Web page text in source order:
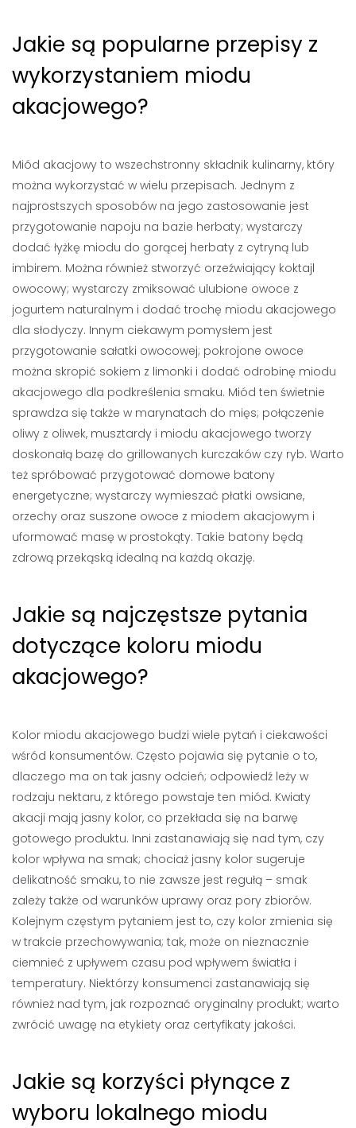
Jakie są popularne przepisy z
wykorzystaniem miodu
akacjowego?
Miód akacjowy to wszechstronny składnik kulinarny, który
można wykorzystać w wielu przepisach. Jednym z
najprostszych sposobów na jego zastosowanie jest
przygotowanie napoju na bazie herbaty; wystarczy
dodać łyżkę miodu do gorącej herbaty z cytryną lub
imbirem. Można również stworzyć orzeźwiający koktajl
owocowy; wystarczy zmiksować ulubione owoce z
jogurtem naturalnym i dodać trochę miodu akacjowego
dla słodyczy. Innym ciekawym pomysłem jest
przygotowanie sałatki owocowej; pokrojone owoce
można skropić sokiem z limonki i dodać odrobinę miodu
akacjowego dla podkreślenia smaku. Miód ten świetnie
sprawdza się także w marynatach do mięs; połączenie
oliwy z oliwek, musztardy i miodu akacjowego tworzy
doskonałą bazę do grillowanych kurczaków czy ryb. Warto
też spróbować przygotować domowe batony
energetyczne; wystarczy wymieszać płatki owsiane,
orzechy oraz suszone owoce z miodem akacjowym i
uformować masę w prostokąty. Takie batony będą
zdrową przekąską idealną na każdą okazję.
Jakie są najczęstsze pytania
dotyczące koloru miodu
akacjowego?
Kolor miodu akacjowego budzi wiele pytań i ciekawości
wśród konsumentów. Często pojawia się pytanie o to,
dlaczego ma on tak jasny odcień; odpowiedź leży w
rodzaju nektaru, z którego powstaje ten miód. Kwiaty
akacji mają jasny kolor, co przekłada się na barwę
gotowego produktu. Inni zastanawiają się nad tym, czy
kolor wpływa na smak; chociaż jasny kolor sugeruje
delikatność smaku, to nie zawsze jest regułą – smak
zależy także od warunków uprawy oraz pory zbiorów.
Kolejnym częstym pytaniem jest to, czy kolor zmienia się
w trakcie przechowywania; tak, może on nieznacznie
ciemnieć z upływem czasu pod wpływem światła i
temperatury. Niektórzy konsumenci zastanawiają się
również nad tym, jak rozpoznać oryginalny produkt; warto
zwrócić uwagę na etykiety oraz certyfikaty jakości.
Jakie są korzyści płynące z
wyboru lokalnego miodu